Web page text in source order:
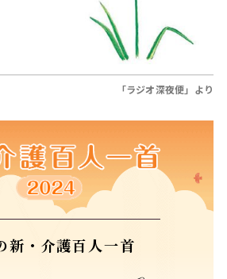
「ラジオ深夜便」より
新・介護百人一首